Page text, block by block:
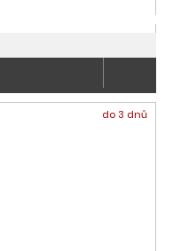
do 3 dnů